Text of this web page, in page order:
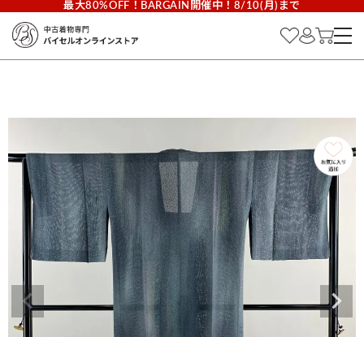
最大80%OFF！BARGAIN開催中！8/10(月)まで